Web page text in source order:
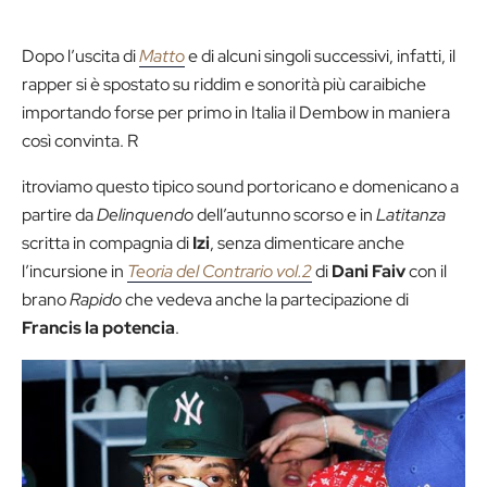
Dopo l’uscita diMattoe di alcuni singoli successivi, infatti, il
rapper si è spostato su riddim e sonorità più caraibiche
importando forse per primo in Italia il Dembow in maniera
così convinta. R
itroviamo questo tipico sound portoricano e domenicano a
partire daDelinquendodell’autunno scorso e inLatitanza
scritta in compagnia diIzi, senza dimenticare anche
l’incursione in Teoria del Contrario vol.2diDani Faivcon il
branoRapidoche vedeva anche la partecipazione di
Francis la potencia.